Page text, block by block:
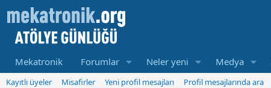
Mekatronik Forumlar Neler yeni Medya
Kayıtlı üyeler Misafirler Yeni profil mesajları
Profil mesajlarında ara